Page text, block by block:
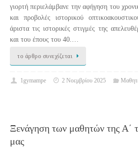
γιορτή περιελάμβανε την αφήγηση του
και προβολές ιστορικού
άριστα τις ιστορικές στιγμές της
και του έπους του 40.…
το άρθρο συνεχίζεται
1gymampe 2 Νοεμβρίου 2025
Ξενάγηση των μαθητών της Α΄
μας